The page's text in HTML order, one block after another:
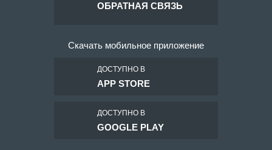
ОБРАТНАЯ СВЯЗЬ
Скачать мобильное приложение
ДОСТУПНО В
APP STORE
ДОСТУПНО В
GOOGLE PLAY